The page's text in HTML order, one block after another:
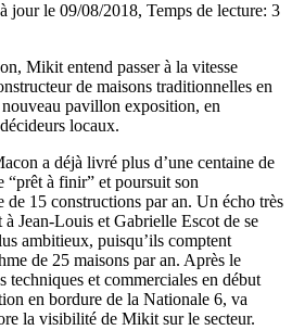
jour le 09/08/2018, Temps de lecture: 3
Mikit entend passer à la vitesse
de maisons traditionnelles en
pavillon exposition, en
locaux.
a déjà livré plus d’une centaine de
“prêt à finir” et poursuit son
de 15 constructions par an. Un écho très
Jean-Louis et Gabrielle Escot de se
ambitieux, puisqu’ils comptent
de 25 maisons par an. Après le
techniques et commerciales en début
en bordure de la Nationale 6, va
la visibilité de Mikit sur le secteur.